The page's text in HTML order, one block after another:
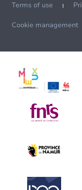
Terms of use
Cookie management